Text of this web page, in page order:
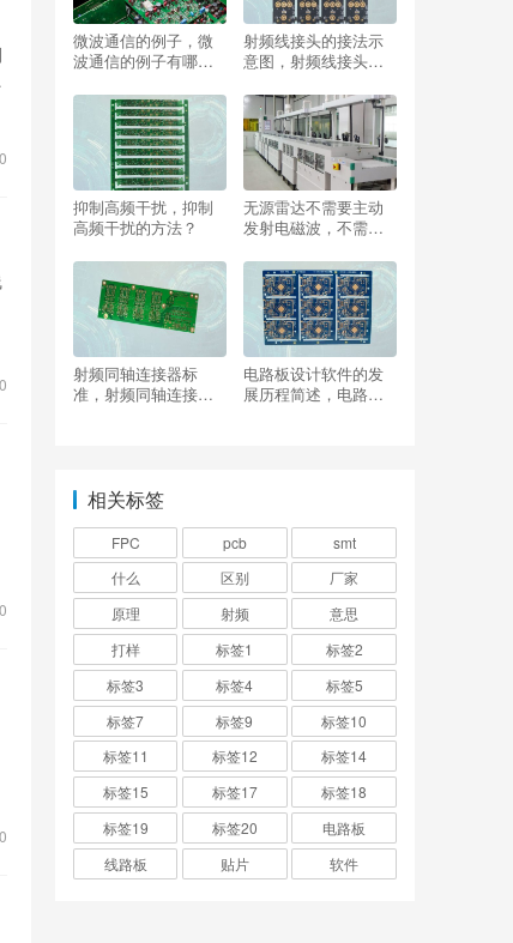
0
0
0
0
微波通信的例子，微
波通信的例子有哪
射频线接头的接法示
意图，射频线接头的
抑制高频干扰，抑制
高频干扰的方法？
无源雷达不需要主动
发射电磁波，不需要
射频同轴连接器标
准，射频同轴连接器
电路板设计软件的发
展历程简述，电路板
相关标签
FPC pcb
smt
什么
区别
厂家
原理
射频
意思
打样
标签1
标签2
标签3
标签4
标签5
标签7
标签9
标签10
标签11
标签12
标签14
标签15
标签17
标签18
标签19
标签20
电路板
线路板
贴片 软件